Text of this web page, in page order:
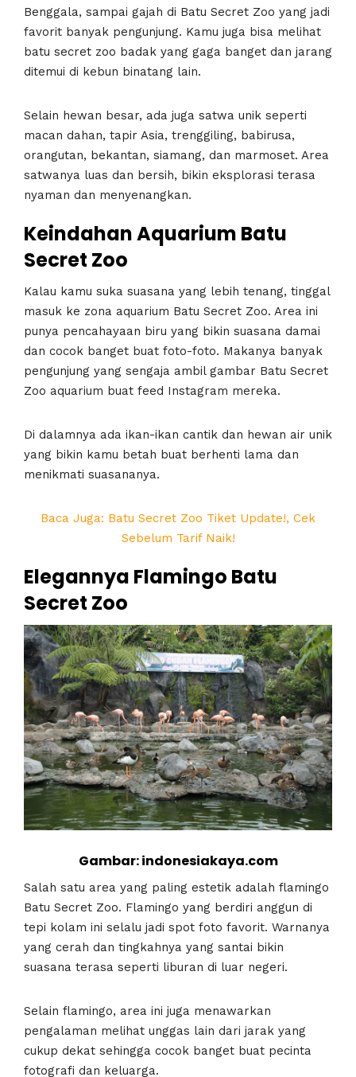
Benggala, sampai gajah di Batu Secret Zoo yang jadi
favorit banyak pengunjung. Kamu juga bisa melihat
batu secret zoo badak yang gaga banget dan jarang
ditemui di kebun binatang lain.
Selain hewan besar, ada juga satwa unik seperti
macan dahan, tapir Asia, trenggiling, babirusa,
orangutan, bekantan, siamang, dan marmoset. Area
satwanya luas dan bersih, bikin eksplorasi terasa
nyaman dan menyenangkan.
Keindahan Aquarium Batu
Secret Zoo
Kalau kamu suka suasana yang lebih tenang, tinggal
masuk ke zona aquarium Batu Secret Zoo. Area ini
punya pencahayaan biru yang bikin suasana damai
dan cocok banget buat foto-foto. Makanya banyak
pengunjung yang sengaja ambil gambar Batu Secret
Zoo aquarium buat feed Instagram mereka.
Di dalamnya ada ikan-ikan cantik dan hewan air unik
yang bikin kamu betah buat berhenti lama dan
menikmati suasananya.
Baca Juga: Batu Secret Zoo Tiket Update!, Cek
Sebelum Tarif Naik!
Elegannya Flamingo Batu
Secret Zoo
Gambar: indonesiakaya.com
Salah satu area yang paling estetik adalah flamingo
Batu Secret Zoo. Flamingo yang berdiri anggun di
tepi kolam ini selalu jadi spot foto favorit. Warnanya
yang cerah dan tingkahnya yang santai bikin
suasana terasa seperti liburan di luar negeri.
Selain flamingo, area ini juga menawarkan
pengalaman melihat unggas lain dari jarak yang
cukup dekat sehingga cocok banget buat pecinta
fotografi dan keluarga.